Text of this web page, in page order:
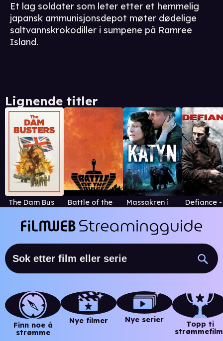
Et lag soldater som leter etter et hemmelig
japansk ammunisjonsdepot møter dødelige
saltvannskrokodiller i sumpene på Ramree
Island.
Lignende titler
The Dam Busters Battle of the Bulge Massakren i Katyn
Finn noe å
strømme
Nye filmer Nye serier
Topp ti